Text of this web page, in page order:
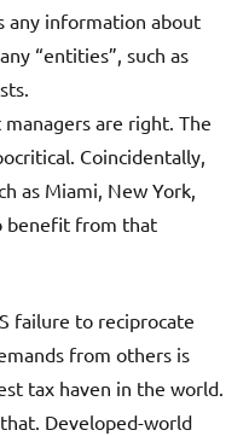
any information about
“entities”, such as
managers are right. The
Coincidentally,
as Miami, New York,
benefit from that
failure to reciprocate
from others is
tax haven in the world.
Developed-world